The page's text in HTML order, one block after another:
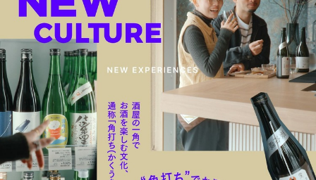
最新記事一覧を見る